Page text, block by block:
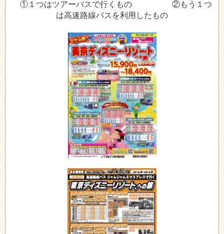
①１つはツアーバスで行くもの ②もう１つ
は高速路線バスを利用したもの